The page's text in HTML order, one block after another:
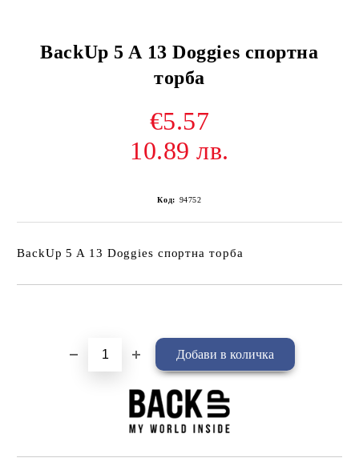
BackUp 5 A 13 Doggies спортна
торба
€5.57
10.89 лв.
Код: 94752
BackUp 5 A 13 Doggies спортна торба